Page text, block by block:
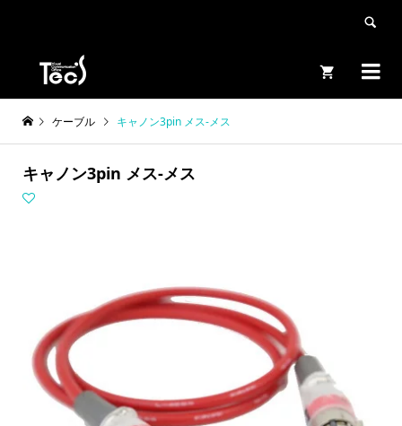


ケーブル キャノン3pin メス-メス
キャノン3pin メス-メス